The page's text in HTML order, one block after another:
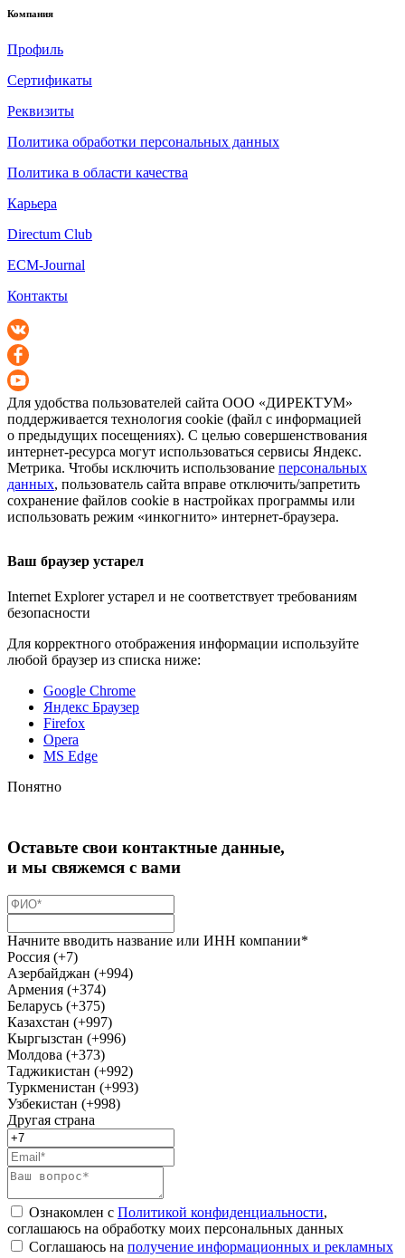
Компания
Профиль
Сертификаты
Реквизиты
Политика обработки персональных данных
Политика в области качества
Карьера
Directum Club
ECM-Journal
Контакты
Для удобства пользователей сайта ООО «ДИРЕКТУМ»
поддерживается технология cookie (файл с информацией
о предыдущих посещениях). С целью совершенствования
интернет-ресурса могут использоваться сервисы Яндекс.
Метрика. Чтобы исключить использование персональных
данных, пользователь сайта вправе отключить/запретить
сохранение файлов cookie в настройках программы или
использовать режим «инкогнито» интернет-браузера.
Ваш браузер устарел
Internet Explorer устарел и не соответствует требованиям
безопасности
Для корректного отображения информации используйте
любой браузер из списка ниже:
Google Chrome
Яндекс Браузер
Firefox
Opera
MS Edge
Понятно
Оставьте свои контактные данные,
и мы свяжемся с вами
Начните вводить название или ИНН компании*
Россия (+7)
Азербайджан (+994)
Армения (+374)
Беларусь (+375)
Казахстан (+997)
Кыргызстан (+996)
Молдова (+373)
Таджикистан (+992)
Туркменистан (+993)
Узбекистан (+998)
Другая страна
Ознакомлен с Политикой конфиденциальности,
соглашаюсь на обработку моих персональных данных
Соглашаюсь на получение информационных и рекламных